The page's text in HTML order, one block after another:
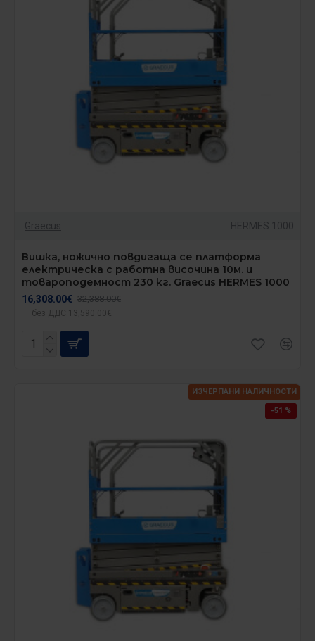
Graecus HERMES 1000
Вишка, ножично повдигаща се платформа
електрическа с работна височина 10м. и
товароподемност 230 кг. Graecus HERMES 1000
16,308.00€ 32,388.00€
без ДДС:13,590.00€
-51 %
ИЗЧЕРПАНИ НАЛИЧНОСТИ